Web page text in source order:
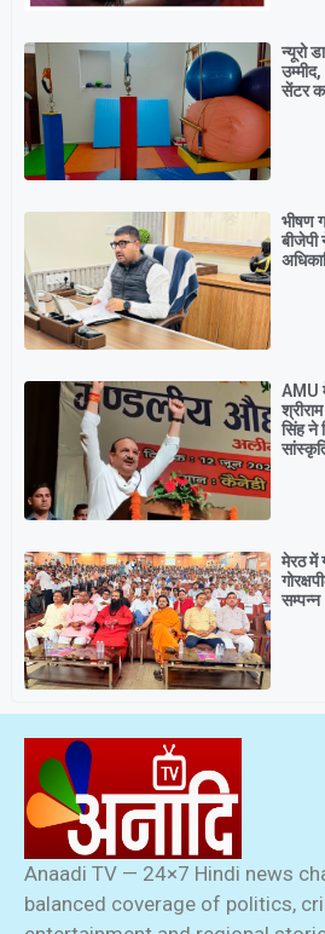
न्यूरो
सेंटर
भीषण
बीजेपी
AMU
सिंह ने
मेरठ में
सम्पन्न
Anaadi TV — 24×7 Hindi news
balanced coverage of politics,